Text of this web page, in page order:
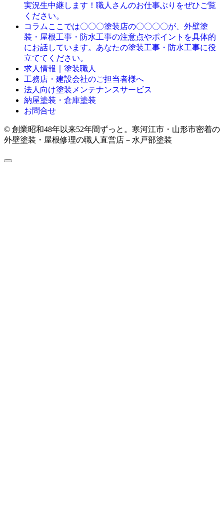
実況生中継します！職人さんのお仕事ぶりをぜひご覧
ください。
コラム ここでは〇〇〇塗装店の〇〇〇〇が、外壁塗
装・屋根工事・防水工事の注意点やポイントを具体的
にお話しています。あなたの塗装工事・防水工事に役
立ててください。
求人情報｜塗装職人
工務店・建設会社のご担当者様へ
法人向け塗装メンテナンスサービス
納屋塗装・倉庫塗装
お問合せ
© 創業昭和48年以来52年間ずっと。寒河江市・山形市密着の
外壁塗装・屋根修理の職人直営店－水戸部塗装